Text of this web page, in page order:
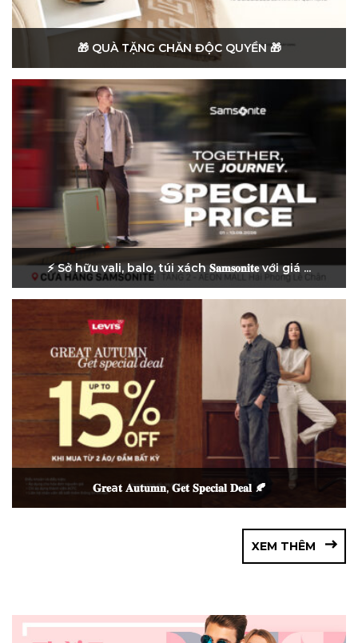
🎁 QUÀ TẶNG CHĂN ĐỘC QUYỀN 🎁
⚡ Sở hữu vali, balo, túi xách 𝐒𝐚𝐦𝐬𝐨𝐧𝐢𝐭𝐞 với giá ...
𝐆𝐫𝐞a𝐭 𝐀𝐮𝐭𝐮𝐦𝐧, 𝐆𝐞𝐭 𝐒𝐩𝐞𝐜𝐢𝐚𝐥 𝐃𝐞𝐚𝐥 🍂
XEM THÊM